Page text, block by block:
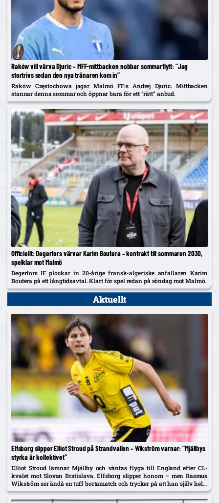
Raków vill värva Djuric – MFF-mittbacken nobbar sommarflytt: ”Jag
stortrivs sedan den nya tränaren kom in”
Raków Częstochowa jagar Malmö FF:s Andrej Djuric. Mittbacken
stannar denna sommar och öppnar bara för ett ”rätt” anbud.
Officiellt: Degerfors värvar Karim Boutera – kontrakt till sommaren 2030,
spelklar mot Malmö
Degerfors IF plockar in 20-årige fransk-algeriske anfallaren Karim
Boutera på ett långtidsavtal. Klart för spel redan på söndag mot Malmö.
Aktuellt
Elfsborg slipper Elliot Stroud på Strandvallen – Wikström varnar: ”Mjällbys
styrka är kollektivet”
Elliot Stroud lämnar Mjällby och väntas flyga till England efter CL-
kvalet mot Slovan Bratislava. Elfsborg slipper honom – men Rasmus
Wikström ser ändå en tuff bortamatch och trycker på att han själv helst
spelar mittback.